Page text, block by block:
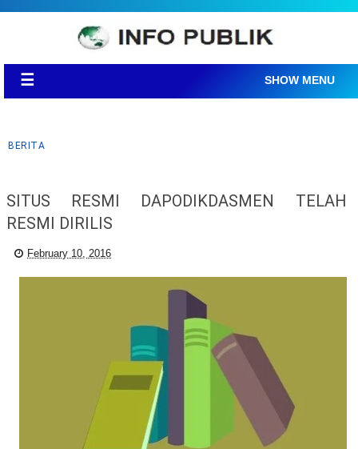
☰ SHOW MENU
BERITA
SITUS RESMI DAPODIKDASMEN TELAH
RESMI DIRILIS
February 10, 2016